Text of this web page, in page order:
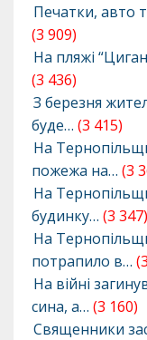
Печатки, авто
(3 909)
На пляжі
(3 436)
З березня
буде… (3 415)
На
пожежа на… (3
На
будинку… (3 347)
На
потрапило в…
На війні
сина, а… (3 160)
Священники